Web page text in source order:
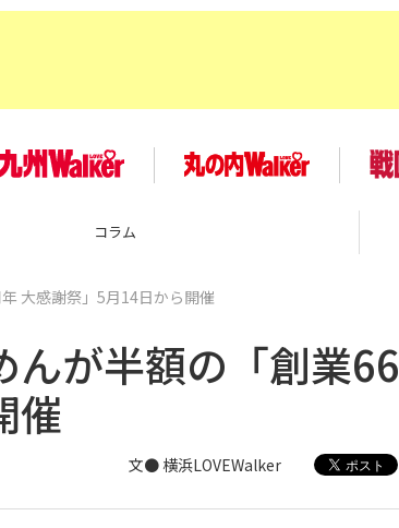
企画
大感謝祭」5月14日から開催
が半額の「創業66
催
文● 横浜LOVEWalker